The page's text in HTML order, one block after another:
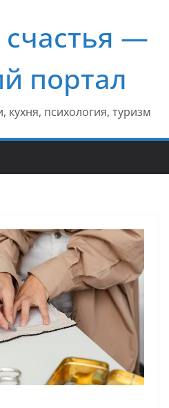
—
портал
кухня, психология, туризм